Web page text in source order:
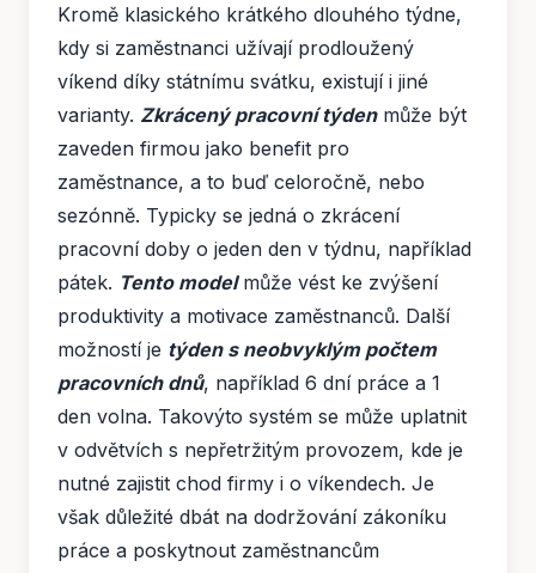
Kromě klasického krátkého dlouhého týdne,
kdy si zaměstnanci užívají prodloužený
víkend díky státnímu svátku, existují i ​​jiné
varianty. Zkrácený pracovní týdenmůže být
zaveden firmou jako benefit pro
zaměstnance, a to buď celoročně, nebo
sezónně. Typicky se jedná o zkrácení
pracovní doby o jeden den v týdnu, například
pátek. Tento modelmůže vést ke zvýšení
produktivity a motivace zaměstnanců. Další
možností je týden s neobvyklým počtem
pracovních dnů, například 6 dní práce a 1
den volna. Takovýto systém se může uplatnit
v odvětvích s nepřetržitým provozem, kde je
nutné zajistit chod firmy i o víkendech. Je
však důležité dbát na dodržování zákoníku
práce a poskytnout zaměstnancům